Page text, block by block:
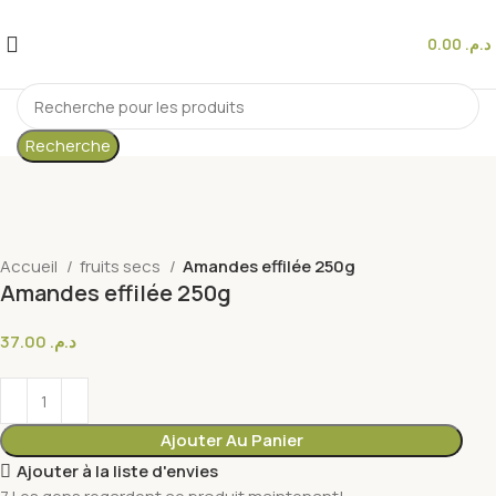
د.م.
Recherche
Accueil fruits secs Amandes effilée 250g
Amandes effilée 250g
د.م.
Ajouter Au Panier
Ajouter à la liste d'envies